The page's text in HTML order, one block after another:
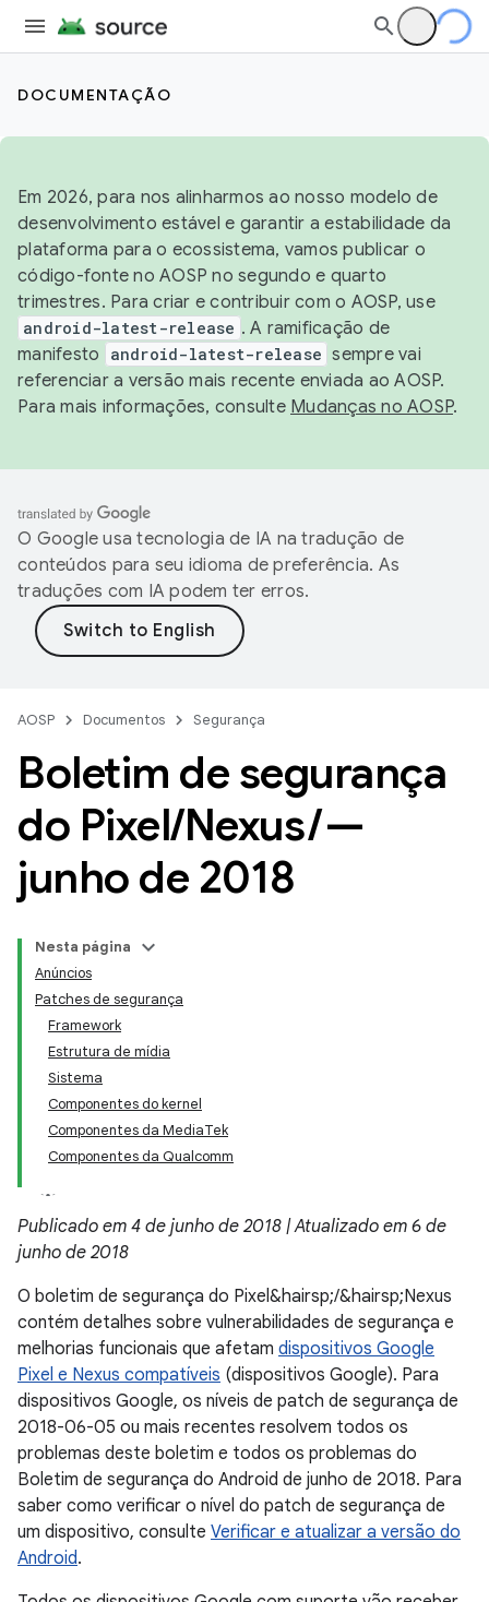
DOCUMENTAÇÃO
Em 2026, para nos alinharmos ao nosso modelo de
desenvolvimento estável e garantir a estabilidade da
plataforma para o ecossistema, vamos publicar o
código-fonte no AOSP no segundo e quarto
trimestres. Para criar e contribuir com o AOSP, use
android-latest-release . A ramificação de
manifesto
android-latest-release sempre vai
referenciar a versão mais recente enviada ao AOSP.
Para mais informações, consulte Mudanças no AOSP.
O Google usa tecnologia de IA na tradução de
conteúdos para seu idioma de preferência. As
traduções com IA podem ter erros.
AOSP Documentos Segurança
Boletim de segurança
do Pixel/Nexus/—
junho de 2018
Nesta página
Anúncios
Patches de segurança
Framework
Estrutura de mídia
Sistema
Componentes do kernel
Componentes da MediaTek
Componentes da Qualcomm
Publicado em 4 de junho de 2018 | Atualizado em 6 de
junho de 2018
O boletim de segurança do Pixel&hairsp;/&hairsp;Nexus
contém detalhes sobre vulnerabilidades de segurança e
melhorias funcionais que afetam dispositivos Google
Pixel e Nexus compatíveis (dispositivos Google). Para
dispositivos Google, os níveis de patch de segurança de
2018-06-05 ou mais recentes resolvem todos os
problemas deste boletim e todos os problemas do
Boletim de segurança do Android de junho de 2018. Para
saber como verificar o nível do patch de segurança de
um dispositivo, consulte Verificar e atualizar a versão do
Android.